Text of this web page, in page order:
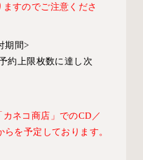
すのでご注意くださ
期間>
約上限枚数に達し次
ネコ商店」でのCD／
を予定しております。